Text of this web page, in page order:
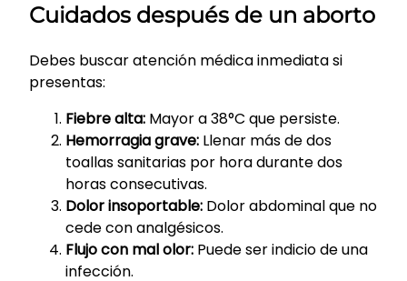
Cuidados después de un aborto
Debes buscar atención médica inmediata si
presentas:
Fiebre alta: Mayor a 38°C que persiste.
Hemorragia grave: Llenar más de dos
toallas sanitarias por hora durante dos
horas consecutivas.
Dolor insoportable: Dolor abdominal que no
cede con analgésicos.
Flujo con mal olor: Puede ser indicio de una
infección.